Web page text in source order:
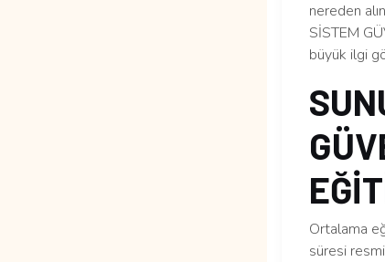
nereden
SİSTEM
büyük ilgi
Ortalama
süresi